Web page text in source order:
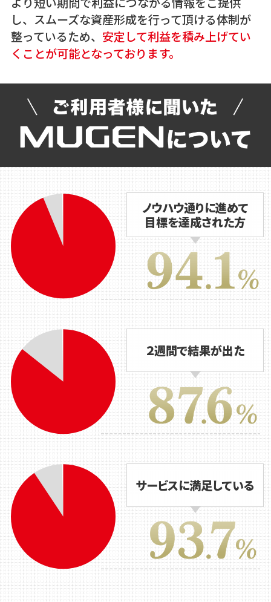
し、スムーズな資産形成を行って頂ける体制が
整っているため、 安定して利益を積み上げてい
くことが可能となっております。
ノウハウ通りに進めて
目標を達成された方
２週間で結果が出た
サービスに満足している